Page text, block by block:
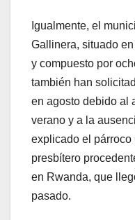
Igualmente, el
Gallinera, situado
y compuesto por
también han
en agosto debido al
verano y a la
explicado el párroco
presbítero
en Rwanda, que
pasado.